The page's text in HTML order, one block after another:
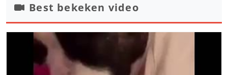
Best bekeken video